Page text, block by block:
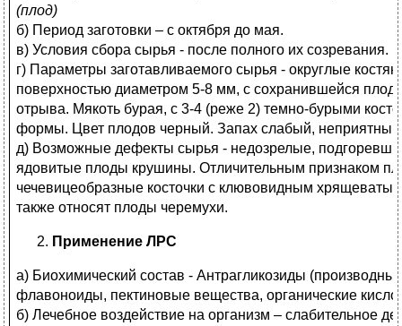
(плод)
б) Период заготовки – с октября до мая.
в) Условия сбора сырья - после полного их созревания.
г) Параметры заготавливаемого сырья - округлые
поверхностью диаметром 5-8 мм, с сохранившейся
отрыва. Мякоть бурая, с 3-4 (реже 2) темно-бурыми
формы. Цвет плодов черный. Запах слабый, неприятный.
д) Возможные дефекты сырья - недозрелые,
ядовитые плоды крушины. Отличительным признаком
чечевицеобразные косточки с клювовидным
также относят плоды черемухи.
Применение ЛРС
а) Биохимический состав - Антрагликозиды
флавоноиды, пектиновые вещества, органические
б) Лечебное воздействие на организм – слабительное